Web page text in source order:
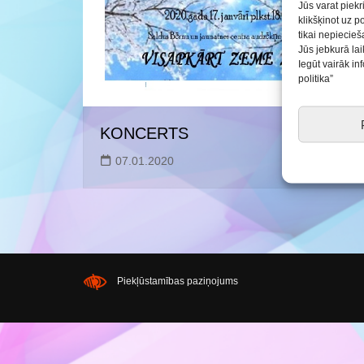
Jūs varat
klikšķinot uz
tikai
Jūs jebkurā
Iegūt vairāk
politika”
Saldus BJC interešu
izglītības programmu
realizācija
KONCERTS
07.01.2020
Piekļūstamības paziņojums